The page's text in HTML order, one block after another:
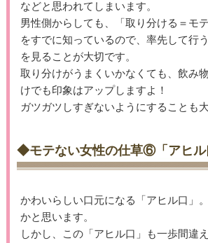
などと思われてしまいます。
男性側からしても、「取り分ける＝モ
をすでに知っているので、率先して行
を見ることが大切です。
取り分けがうまくいかなくても、飲み
けでも印象はアップしますよ！
ガツガツしすぎないようにすることも大
◆モテない女性の仕草⑥「アヒル
かわいらしい口元になる「アヒル口」
かと思います。
しかし、この「アヒル口」も一歩間違